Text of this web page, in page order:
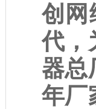
创网
代，
器总
年厂